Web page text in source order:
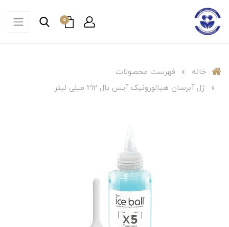
0
خانه
فهرست محصولات
ژل آبرسان هیالورونیک آیس بال 212 میلی لیتر